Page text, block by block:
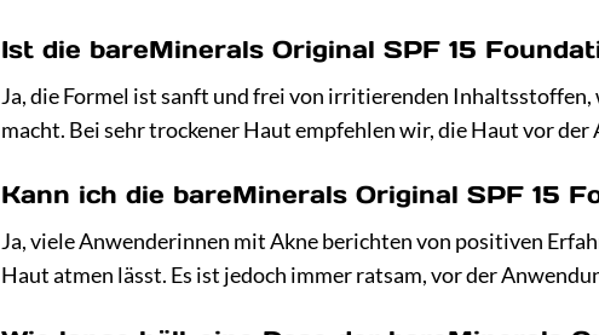
Ist die bareMinerals Original SPF 15
Ja, die Formel ist sanft und frei von irritierenden
macht. Bei sehr trockener Haut empfehlen wir, die Haut vor
Kann ich die bareMinerals Original SPF 15
Ja, viele Anwenderinnen mit Akne berichten von positiven
Haut atmen lässt. Es ist jedoch immer ratsam, vor der